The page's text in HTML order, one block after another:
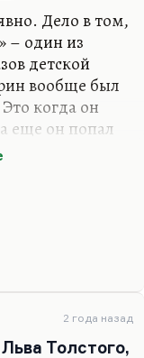
Дело в том,
– один из
детской
вообще был
когда он
еще он попал
было
не
эмигрантов и
его
знали в
русский
там знали
его читала.
2 года назад
Толстого,